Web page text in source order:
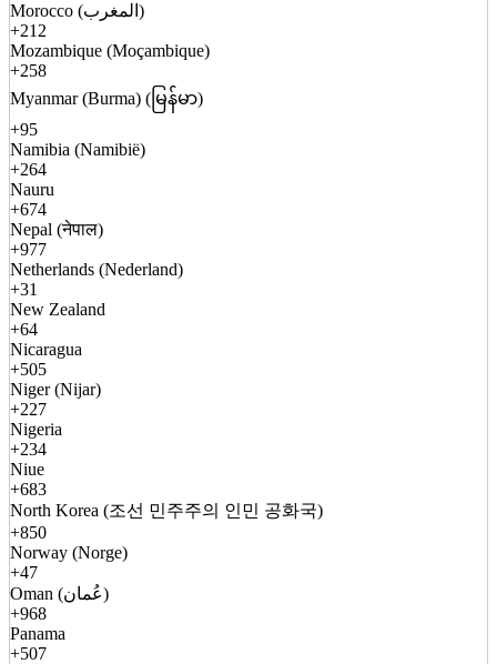
Morocco (المغرب)
+212
Mozambique (Moçambique)
+258
Myanmar (Burma) (မြန်မာ)
+95
Namibia (Namibië)
+264
Nauru
+674
Nepal (नेपाल)
+977
Netherlands (Nederland)
+31
New Zealand
+64
Nicaragua
+505
Niger (Nijar)
+227
Nigeria
+234
Niue
+683
North Korea (조선 민주주의 인민 공화국)
+850
Norway (Norge)
+47
Oman (عُمان)
+968
Panama
+507